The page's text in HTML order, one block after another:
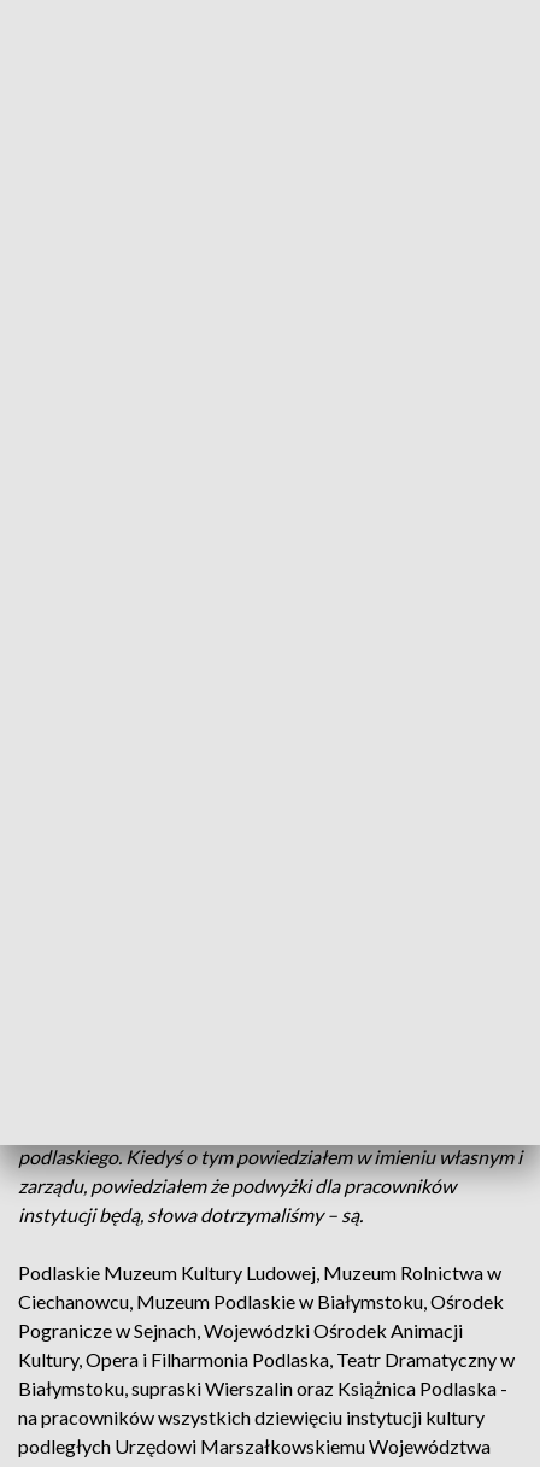
podlaskiego. Kiedyś o tym powiedziałem w imieniu własnym i
zarządu, powiedziałem że podwyżki dla pracowników
instytucji będą, słowa dotrzymaliśmy – są.
Podlaskie Muzeum Kultury Ludowej, Muzeum Rolnictwa w
Ciechanowcu, Muzeum Podlaskie w Białymstoku, Ośrodek
Pogranicze w Sejnach, Wojewódzki Ośrodek Animacji
Kultury, Opera i Filharmonia Podlaska, Teatr Dramatyczny w
Białymstoku, supraski Wierszalin oraz Książnica Podlaska -
na pracowników wszystkich dziewięciu instytucji kultury
podległych Urzędowi Marszałkowskiemu Województwa